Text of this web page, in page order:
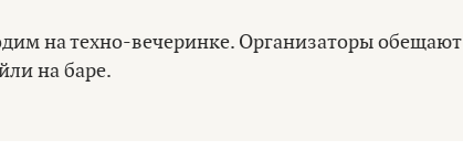
на техно-вечеринке. Организаторы обещают
на баре.